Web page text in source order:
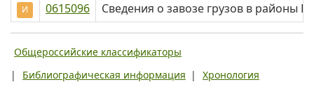
И 0615096 Сведения о завозе грузов в районы
Общероссийские классификаторы
|
Библиографическая информация |
Хронология